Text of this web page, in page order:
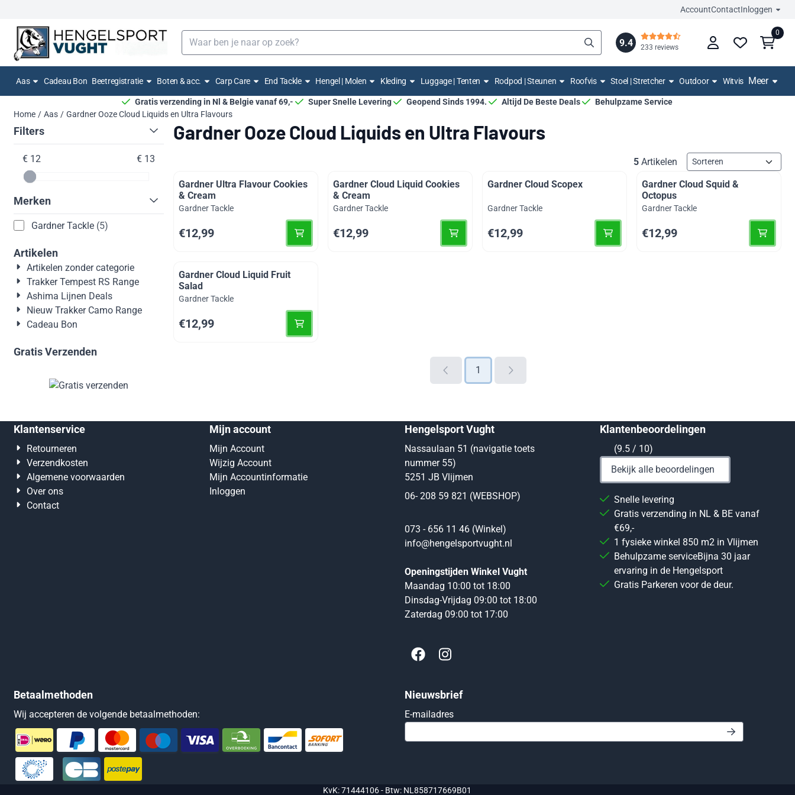
AccountContactInloggen
Zoeken
9.4 233 reviews
0
Aas Cadeau Bon Beetregistratie Boten & acc. Carp Care End Tackle Hengel | Molen Kleding Luggage | Tenten Rodpod | Steunen Roofvis Stoel | Stretcher Outdoor Witvis Meer
Gratis verzending in Nl & Belgie vanaf 69,- Super Snelle Levering Geopend Sinds 1994. Altijd De Beste Deals
Behulpzame Service
Home / Aas / Gardner Ooze Cloud Liquids en Ultra Flavours
Filters
€ 12 € 13
Merken
Gardner Tackle (5)
Artikelen
Artikelen zonder categorie
Trakker Tempest RS Range
Ashima Lijnen Deals
Nieuw Trakker Camo Range
Cadeau Bon
Gratis Verzenden
Gardner Ooze Cloud Liquids en Ultra Flavours
5Artikelen Sorteermethode
Gardner Ultra Flavour Cookies
& Cream
Merk:
Gardner Tackle
Prijs: 12,99
€12,99
Gardner Cloud Liquid Cookies
& Cream
Merk:
Gardner Tackle
Prijs: 12,99
€12,99
Gardner Cloud Scopex
Merk:
Gardner Tackle
Prijs: 12,99
€12,99
Gardner Cloud Squid &
Octopus
Merk:
Gardner Tackle
Prijs: 12,99
€12,99
Gardner Cloud Liquid Fruit
Salad
Merk:
Gardner Tackle
Prijs: 12,99
€12,99
1
Klantenservice
Retourneren
Verzendkosten
Algemene voorwaarden
Over ons
Contact
Mijn account
Mijn Account
Wijzig Account
Mijn Accountinformatie
Inloggen
Hengelsport Vught
Nassaulaan 51 (navigatie toets
nummer 55)
5251 JB Vlijmen
06- 208 59 821 (WEBSHOP)
073 - 656 11 46 (Winkel)
info@hengelsportvught.nl
Openingstijden Winkel Vught
Maandag 10:00 tot 18:00
Dinsdag-Vrijdag 09:00 tot 18:00
Zaterdag 09:00 tot 17:00
Klantenbeoordelingen
(9.5 / 10)
Bekijk alle beoordelingen
Snelle levering
Gratis verzending in NL & BE vanaf
€69,-
1 fysieke winkel 850 m2 in Vlijmen
Behulpzame serviceBijna 30 jaar
ervaring in de Hengelsport
Gratis Parkeren voor de deur.
Betaalmethoden
Wij accepteren de volgende betaalmethoden:
Nieuwsbrief
E-mailadresVul je e-mailadres in voor de nieuwsbrief
KvK: 71444106 - Btw: NL858717669B01